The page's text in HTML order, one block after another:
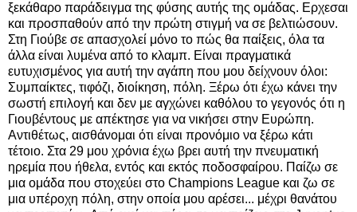
ξεκάθαρο παράδειγμα της φύσης αυτής της ομάδας. Ερχεσαι
και προσπαθούν από την πρώτη στιγμή να σε βελτιώσουν.
Στη Γιούβε σε απασχολεί μόνο το πώς θα παίξεις, όλα τα
άλλα είναι λυμένα από το κλαμπ. Είναι πραγματικά
ευτυχισμένος για αυτή την αγάπη που μου δείχνουν όλοι:
Συμπαίκτες, τιφόζι, διοίκηση, πόλη. Ξέρω ότι έχω κάνει την
σωστή επιλογή και δεν με αγχώνει καθόλου το γεγονός ότι η
Γιουβέντους με απέκτησε για να νικήσει στην Ευρώπη.
Αντιθέτως, αισθάνομαι ότι είναι προνόμιο να ξέρω κάτι
τέτοιο. Στα 29 μου χρόνια έχω βρει αυτή την πνευματική
ηρεμία που ήθελα, εντός και εκτός ποδοσφαίρου. Παίζω σε
μια ομάδα που στοχεύει στο Champions League και ζω σε
μια υπέροχη πόλη, στην οποία μου αρέσει... μέχρι θανάτου